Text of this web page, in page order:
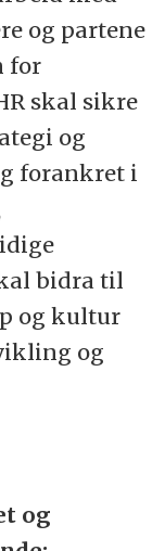
og partene
for
skal sikre
og
forankret i
bidra til
og kultur
og
og